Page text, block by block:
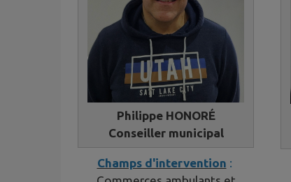
Philippe HONORÉ
Conseiller municipal
Champs d'intervention :